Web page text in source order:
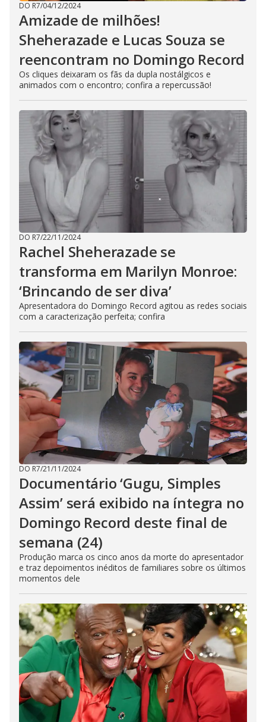
DO R7/04/12/2024
Amizade de milhões!
Sheherazade e Lucas Souza se
reencontram no Domingo Record
Os cliques deixaram os fãs da dupla nostálgicos e
animados com o encontro; confira a repercussão!
DO R7/22/11/2024
Rachel Sheherazade se
transforma em Marilyn Monroe:
‘Brincando de ser diva’
Apresentadora do Domingo Record agitou as redes sociais
com a caracterização perfeita; confira
DO R7/21/11/2024
Documentário ‘Gugu, Simples
Assim’ será exibido na íntegra no
Domingo Record deste final de
semana (24)
Produção marca os cinco anos da morte do apresentador
e traz depoimentos inéditos de familiares sobre os últimos
momentos dele